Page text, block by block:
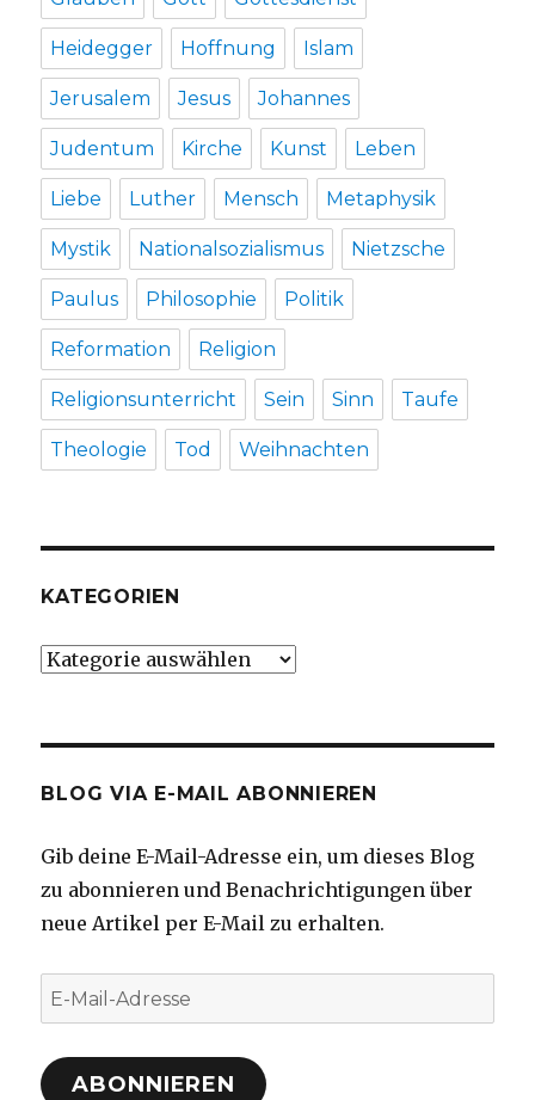
Heidegger Hoffnung Islam
Jerusalem Jesus Johannes
Judentum Kirche Kunst Leben
Liebe Luther Mensch Metaphysik
Mystik Nationalsozialismus Nietzsche
Paulus Philosophie Politik
Reformation Religion
Religionsunterricht Sein Sinn Taufe
Theologie Tod Weihnachten
KATEGORIEN
Kategorien
BLOG VIA E-MAIL ABONNIEREN
Gib deine E-Mail-Adresse ein, um dieses Blog
zu abonnieren und Benachrichtigungen über
neue Artikel per E-Mail zu erhalten.
E-
Mail-
Adresse
ABONNIEREN